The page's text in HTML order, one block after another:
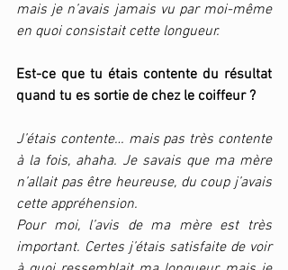
mais je n’avais jamais vu par moi-même
en quoi consistait cette longueur.
Est-ce que tu étais contente du résultat
quand tu es sortie de chez le coiffeur ?
J’étais contente… mais pas très contente
à la fois, ahaha. Je savais que ma mère
n’allait pas être heureuse, du coup j’avais
cette appréhension.
Pour moi, l’avis de ma mère est très
important. Certes j’étais satisfaite de voir